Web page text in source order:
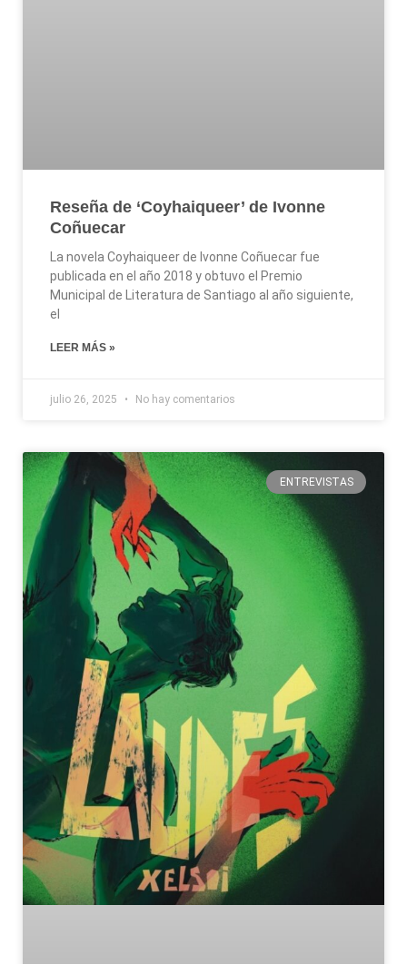
Reseña de ‘Coyhaiqueer’ de Ivonne
Coñuecar
La novela Coyhaiqueer de Ivonne Coñuecar fue
publicada en el año 2018 y obtuvo el Premio
Municipal de Literatura de Santiago al año siguiente,
el
LEER MÁS »
julio 26, 2025 No hay comentarios
ENTREVISTAS